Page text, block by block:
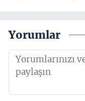
Yorumlar